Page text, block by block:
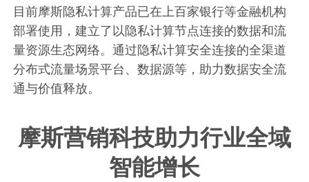
目前摩斯隐私计算产品已在上百家银行等金融机构
部署使用，建立了以隐私计算节点连接的数据和流
量资源生态网络。通过隐私计算安全连接的全渠道
分布式流量场景平台、数据源等，助力数据安全流
通与价值释放。
摩斯营销科技助力行业全域
智能增长